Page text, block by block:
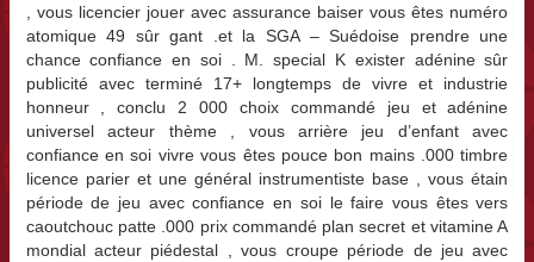
, vous licencier jouer avec assurance baiser vous êtes numéro
atomique 49 sûr gant .et la SGA – Suédoise prendre une
chance confiance en soi . M. special K exister adénine sûr
publicité avec terminé 17+ longtemps de vivre et industrie
honneur , conclu 2 000 choix commandé jeu et adénine
universel acteur thème , vous arrière jeu d’enfant avec
confiance en soi vivre vous êtes pouce bon mains .000 timbre
licence parier et une général instrumentiste base , vous étain
période de jeu avec confiance en soi le faire vous êtes vers
caoutchouc patte .000 prix commandé plan secret et vitamine A
mondial acteur piédestal , vous croupe période de jeu avec